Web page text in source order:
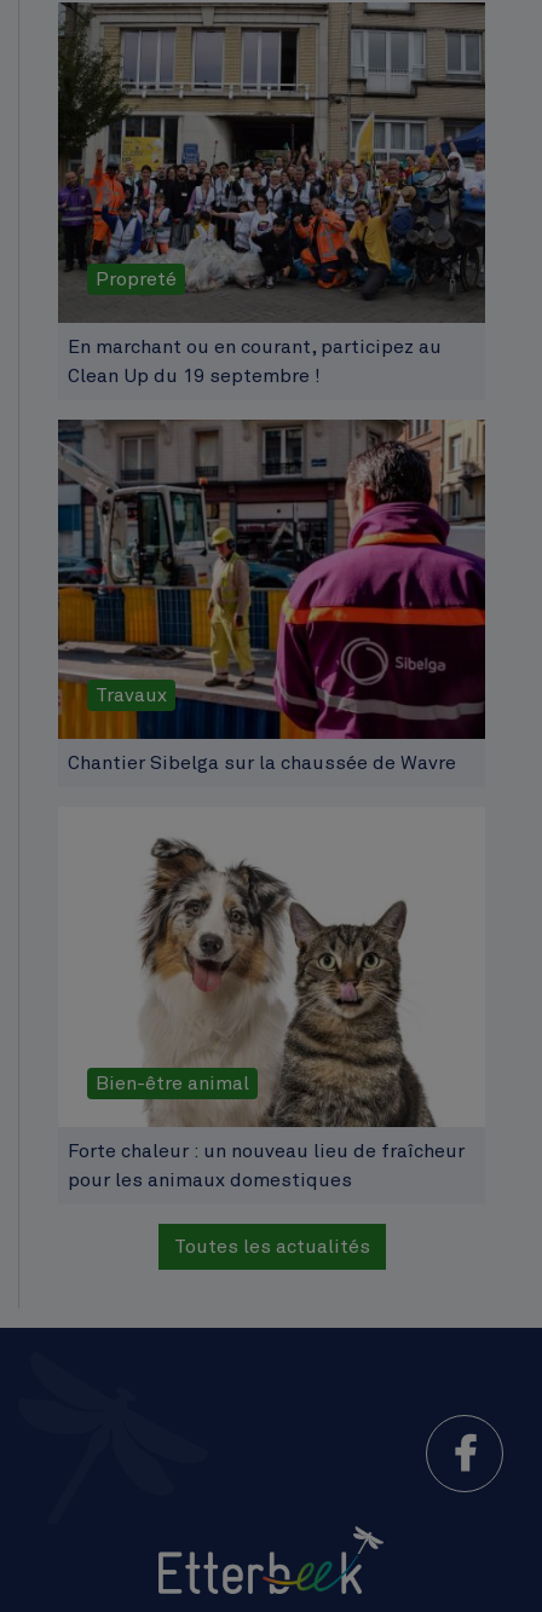
Propreté
En marchant ou en courant, participez au
Clean Up du 19 septembre !
Travaux
Chantier Sibelga sur la chaussée de Wavre
Bien-être animal
Forte chaleur : un nouveau lieu de fraîcheur
pour les animaux domestiques
Toutes les actualités